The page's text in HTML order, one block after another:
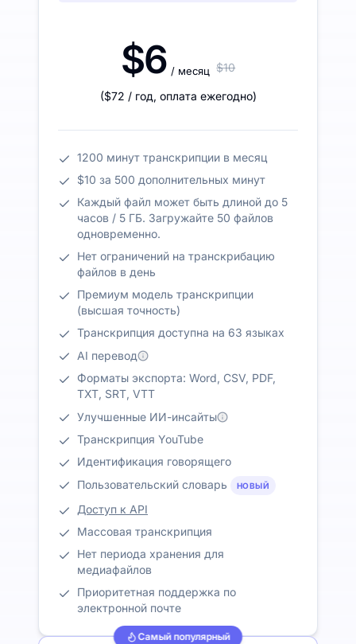
$6 / месяц $10
($72 / год, оплата ежегодно)
1200 минут транскрипции в месяц
$10 за 500 дополнительных минут
Каждый файл может быть длиной до 5
часов / 5 ГБ. Загружайте 50 файлов
одновременно.
Нет ограничений на транскрибацию
файлов в день
Премиум модель транскрипции
(высшая точность)
Транскрипция доступна на 63 языках
AI перевод
Форматы экспорта: Word, CSV, PDF,
TXT, SRT, VTT
Улучшенные ИИ-инсайты
Транскрипция YouTube
Идентификация говорящего
Пользовательский словарь
НОВЫЙ
Доступ к API
Массовая транскрипция
Нет периода хранения для
медиафайлов
Приоритетная поддержка по
электронной почте
Самый популярный